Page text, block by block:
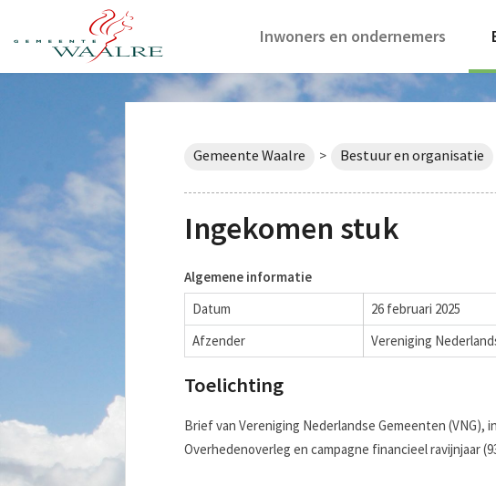
Inwoners en ondernemers
Gemeente Waalre > Bestuur en organisatie
Ingekomen stuk
Algemene informatie
Datum
26 februari 2025
Afzender
Vereniging
Toelichting
Brief van Vereniging Nederlandse Gemeenten (VNG),
Overhedenoverleg en campagne financieel ravijnjaar